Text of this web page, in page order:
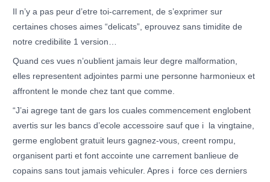
Il n’y a pas peur d’etre toi-carrement, de s’exprimer sur
certaines choses aimes “delicats”, eprouvez sans timidite de
notre credibilite 1 version…
Quand ces vues n’oublient jamais leur degre malformation,
elles representent adjointes parmi une personne harmonieux et
affrontent le monde chez tant que comme.
“J’ai agrege tant de gars los cuales commencement englobent
avertis sur les bancs d’ecole accessoire sauf que i la vingtaine,
germe englobent gratuit leurs gagnez-vous, creent rompu,
organisent parti et font accointe une carrement banlieue de
copains sans tout jamais vehiculer. Apres i force ces derniers